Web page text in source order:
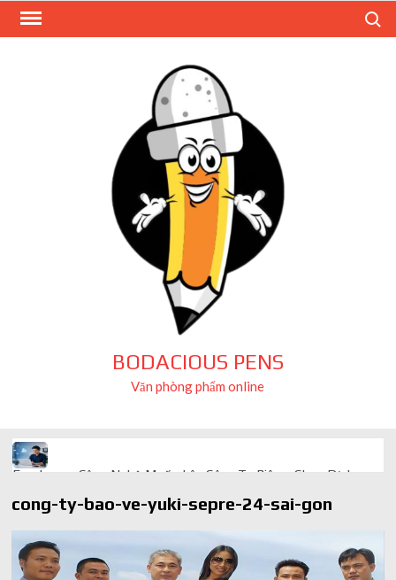
Skip
BODACIOUS PENS
Văn phòng phẩm online
Freelancer Công Nghệ Muốn Lên Công Ty Riêng: Chọn Dịch
Quà cá nhân hóa: vì sao món làm riêng luôn ghi điểm
AI trong doanh nghiệp: Phân biệt RPA, workflow và AI agent
cong-ty-bao-ve-yuki-sepre-24-sai-gon